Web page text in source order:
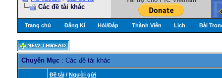
Các đề tài khác
Trang chủ Đăng Kí Hỏi/Ðáp Thành Viên Lịch Bài
Chuyên Mục : Các đề tài khác
Ðề tài / Người gửi